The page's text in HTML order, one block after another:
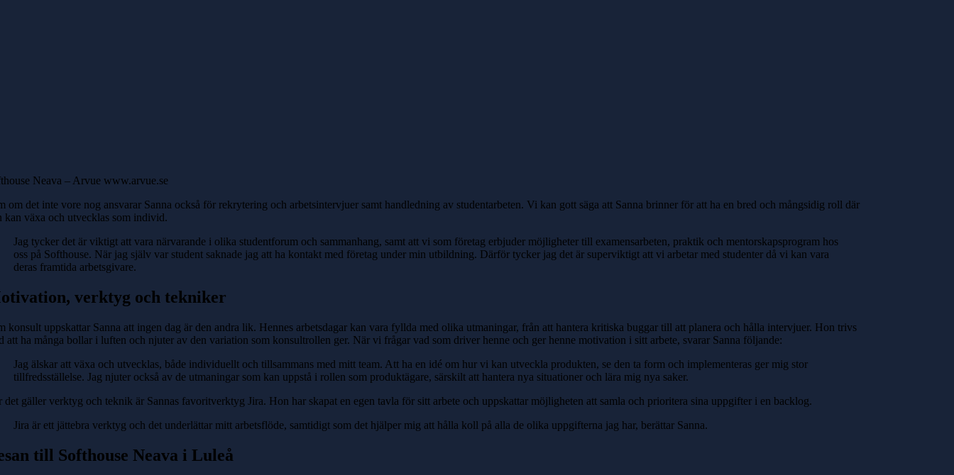
Neava – Arvue www.arvue.se
om det inte vore nog ansvarar Sanna också för rekrytering och arbetsintervjuer samt handledning av studentarbeten. Vi kan gott säga att Sanna brinner för att ha en bred och mångsidig roll där
kan växa och utvecklas som individ.
Jag tycker det är viktigt att vara närvarande i olika studentforum och sammanhang, samt att vi som företag erbjuder möjligheter till examensarbeten, praktik och mentorskapsprogram hos
oss på Softhouse. När jag själv var student saknade jag att ha kontakt med företag under min utbildning. Därför tycker jag det är superviktigt att vi arbetar med studenter då vi kan vara
deras framtida arbetsgivare.
verktyg och tekniker
konsult uppskattar Sanna att ingen dag är den andra lik. Hennes arbetsdagar kan vara fyllda med olika utmaningar, från att hantera kritiska buggar till att planera och hålla intervjuer. Hon trivs
att ha många bollar i luften och njuter av den variation som konsultrollen ger. När vi frågar vad som driver henne och ger henne motivation i sitt arbete, svarar Sanna följande:
Jag älskar att växa och utvecklas, både individuellt och tillsammans med mitt team. Att ha en idé om hur vi kan utveckla produkten, se den ta form och implementeras ger mig stor
tillfredsställelse. Jag njuter också av de utmaningar som kan uppstå i rollen som produktägare, särskilt att hantera nya situationer och lära mig nya saker.
det gäller verktyg och teknik är Sannas favoritverktyg Jira. Hon har skapat en egen tavla för sitt arbete och uppskattar möjligheten att samla och prioritera sina uppgifter i en backlog.
Jira är ett jättebra verktyg och det underlättar mitt arbetsflöde, samtidigt som det hjälper mig att hålla koll på alla de olika uppgifterna jag har, berättar Sanna.
till Softhouse Neava i Luleå